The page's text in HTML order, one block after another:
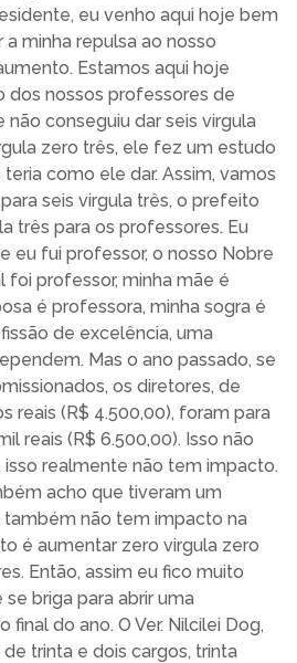
eu venho aqui hoje bem
minha repulsa ao nosso
Estamos aqui hoje
dos nossos professores de
não conseguiu dar seis virgula
zero três, ele fez um estudo
como ele dar. Assim, vamos
seis virgula três, o prefeito
três para os professores. Eu
eu fui professor, o nosso Nobre
foi professor, minha mãe é
é professora, minha sogra é
de excelência, uma
Mas o ano passado, se
os diretores, de
reais (R$ 4.500,00), foram para
reais (R$ 6.500,00). Isso não
realmente não tem impacto.
acho que tiveram um
também não tem impacto na
é aumentar zero virgula zero
Então, assim eu fico muito
briga para abrir uma
final do ano. O Ver. Nilcilei Dog,
trinta e dois cargos, trinta